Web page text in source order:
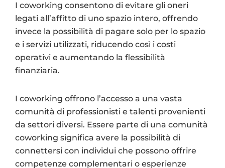
I coworking consentono di evitare gli oneri
legati all’affitto di uno spazio intero, offrendo
invece la possibilità di pagare solo per lo spazio
e i servizi utilizzati, riducendo così i costi
operativi e aumentando la flessibilità
finanziaria.
I coworking offrono l’accesso a una vasta
comunità di professionisti e talenti provenienti
da settori diversi. Essere parte di una comunità
coworking significa avere la possibilità di
connettersi con individui che possono offrire
competenze complementari o esperienze